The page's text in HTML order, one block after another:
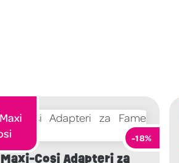
-18%
Maxi-Cosi Adapteri za